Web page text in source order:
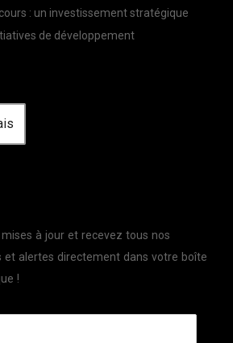
: un investissement stratégique
de développement
à jour et recevez tous nos
et alertes directement dans votre boîte
!